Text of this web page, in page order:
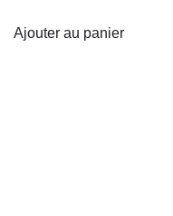
Ajouter au panier